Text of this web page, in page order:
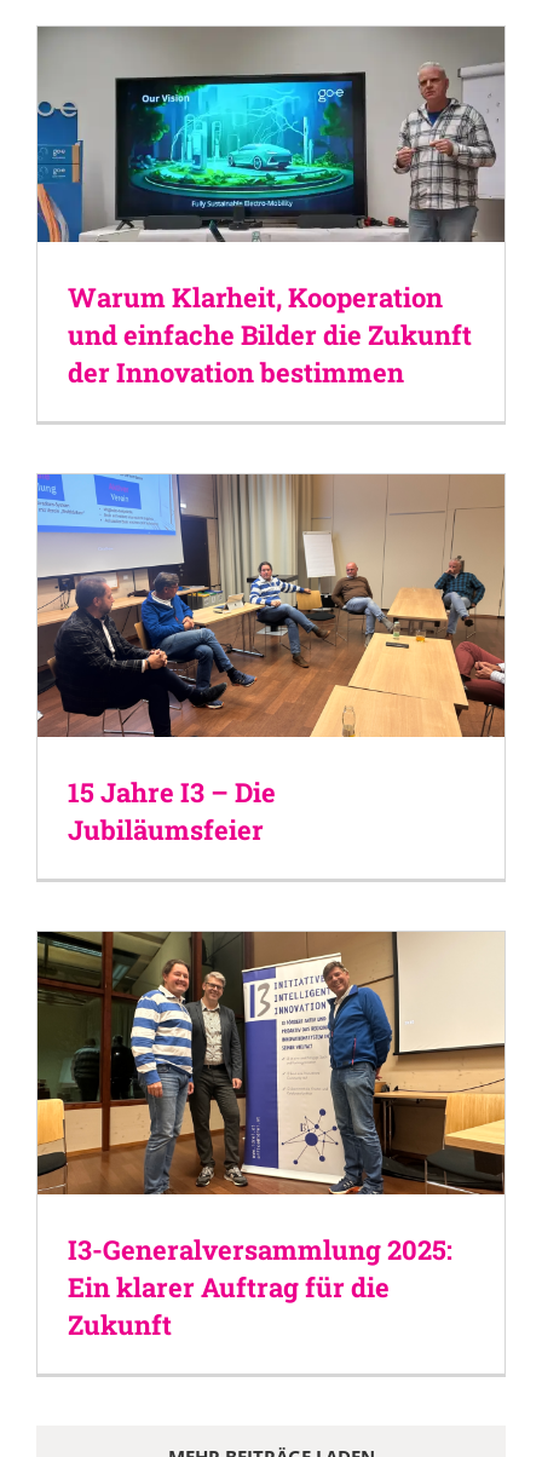
Warum Klarheit, Kooperation
und einfache Bilder die Zukunft
der Innovation bestimmen
15 Jahre I3 – Die
Jubiläumsfeier
I3-Generalversammlung 2025:
Ein klarer Auftrag für die
Zukunft